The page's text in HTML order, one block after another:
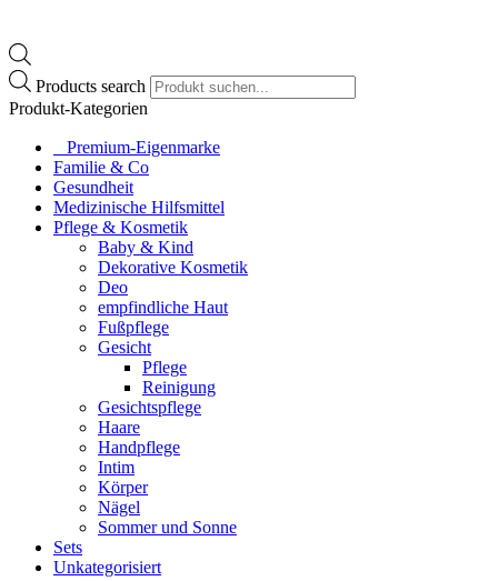
Products search
Produkt-Kategorien
⠀​Premium-Eigenmarke
Familie & Co
Gesundheit
Medizinische Hilfsmittel
Pflege & Kosmetik
Baby & Kind
Dekorative Kosmetik
Deo
empfindliche Haut
Fußpflege
Gesicht
Pflege
Reinigung
Gesichtspflege
Haare
Handpflege
Intim
Körper
Nägel
Sommer und Sonne
Sets
Unkategorisiert